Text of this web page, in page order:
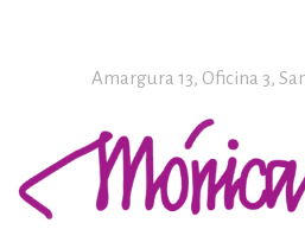
Amargura 13, Oficina 3,